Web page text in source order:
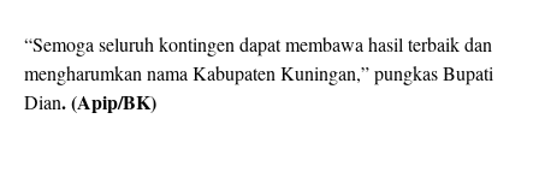
“Semoga seluruh kontingen dapat membawa hasil terbaik dan
mengharumkan nama Kabupaten Kuningan,” pungkas Bupati
Dian. (Apip/BK)